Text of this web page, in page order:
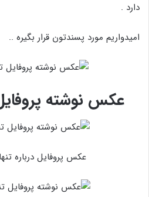
دارد .
امیدواریم مورد پسندتون قرار بگیره ..
عکس نوشته
عکس پروفایل درباره